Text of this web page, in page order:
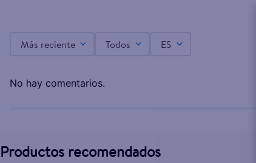
Más reciente Todos ES
No hay comentarios.
Productos recomendados